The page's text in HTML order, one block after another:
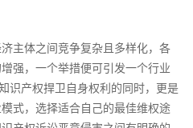
主体之间竞争复杂且多样化，各
强，一个举措便可引发一个行业
识产权捍卫自身权利的同时，更是
式，选择适合自己的最佳维权途